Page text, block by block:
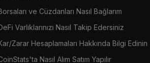
ve Cüzdanları Nasıl Bağlarım
Varlıklarınızı Nasıl Takip Edersiniz
Zarar Hesaplamaları Hakkında Bilgi Edinin
Nasıl Alım Satım Yapılır